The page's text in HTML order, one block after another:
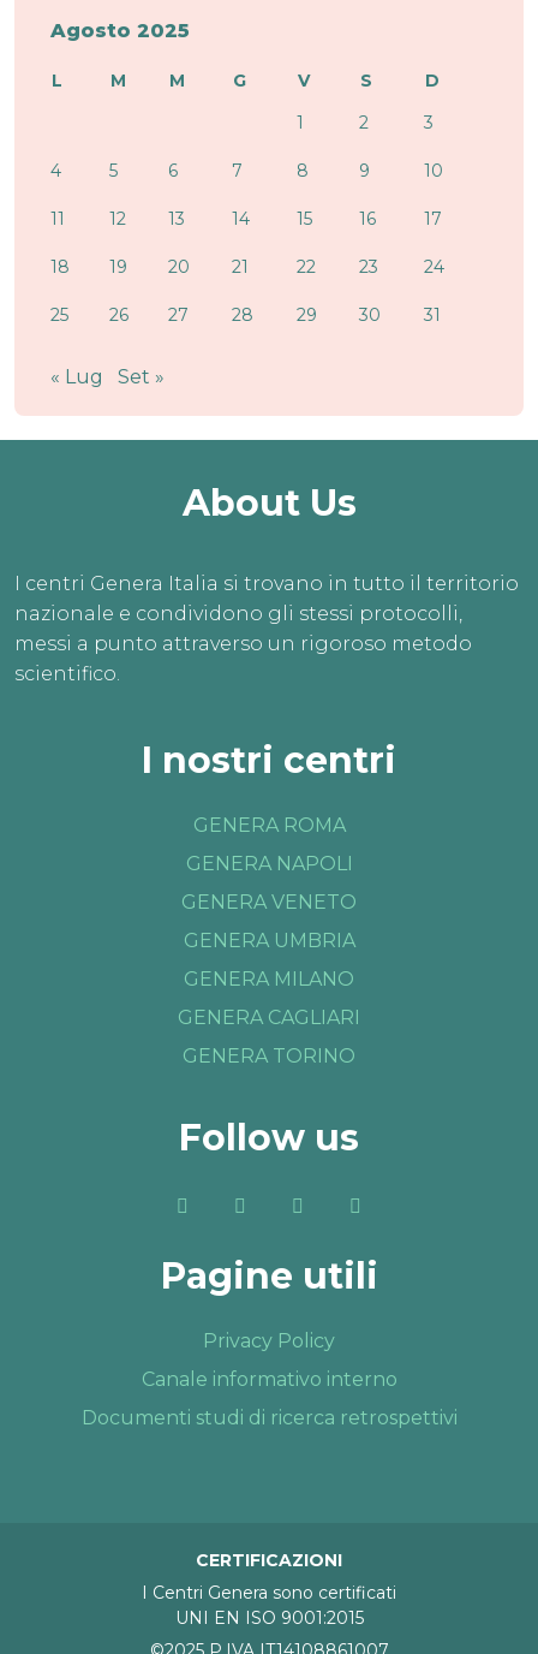
Agosto 2025
L M M G V S
D
1
2 3
4 5 6 7 8 9 10
11 12 13 14 15 16 17
18 19 20 21 22 23 24
25 26 27 28 29 30 31
« Lug Set »
About Us
I centri Genera Italia si trovano in tutto il territorio
nazionale e condividono gli stessi protocolli,
messi a punto attraverso un rigoroso metodo
scientifico.
I nostri centri
GENERA ROMA
GENERA NAPOLI
GENERA VENETO
GENERA UMBRIA
GENERA MILANO
GENERA CAGLIARI
GENERA TORINO
Follow us
Pagine utili
Privacy Policy
Canale informativo interno
Documenti studi di ricerca retrospettivi
CERTIFICAZIONI
I Centri Genera sono certificati
UNI EN ISO 9001:2015